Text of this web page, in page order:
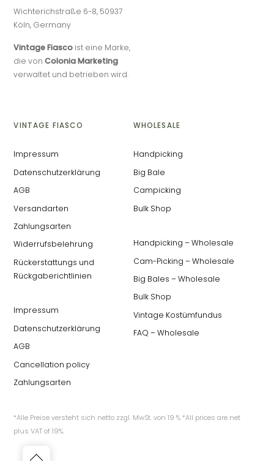
Wichterichstraße 6-8, 50937
Köln, Germany
Vintage Fiasco ist eine Marke,
die vonColonia Marketing
verwaltet und betrieben wird.
VINTAGE FIASCO
Impressum
Datenschutzerklärung
AGB
Versandarten
Zahlungsarten
Widerrufsbelehrung
Rückerstattungs und
Rückgaberichtlinien
Impressum
Datenschutzerklärung
AGB
Cancellation policy
Zahlungsarten
WHOLESALE
Handpicking
Big Bale
Campicking
Bulk Shop
Handpicking – Wholesale
Cam-Picking – Wholesale
Big Bales – Wholesale
Bulk Shop
Vintage Kostümfundus
FAQ – Wholesale
Back
*Alle Preise versteht sich netto zzgl. MwSt. von 19 % *All prices are net
plus VAT of 19%.